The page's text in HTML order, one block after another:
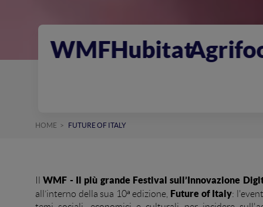
AgrifoodTech
HOME FUTURE OF ITALY
IlWMF - Il più grande Festival sull’Innovazione
all’interno della sua 10ᵃ edizione, Future of Italy: